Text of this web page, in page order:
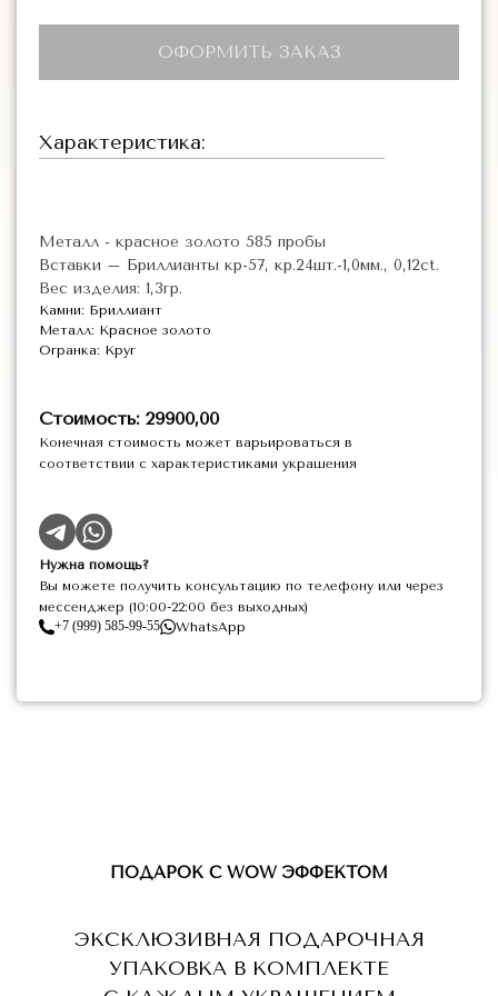
ОФОРМИТЬ ЗАКАЗ
Характеристика:
Металл - красное золото 585 пробы
Вставки – Бриллианты кр-57, кр.24шт.-1,0мм., 0,12ct.
Вес изделия: 1,3гр.
Камни: Бриллиант
Металл: Красное золото
Огранка: Круг
Стоимость: 29900,00
Конечная стоимость может варьироваться в
соответствии с характеристиками украшения
Нужна помощь?
Вы можете получить консультацию по телефону или через
мессенджер (10:00-22:00 без выходных)
+7 (999) 585-99-55
WhatsApp
ЭКСКЛЮЗИВНАЯ ПОДАРОЧНАЯ
УПАКОВКА В КОМПЛЕКТЕ
ПОДАРОК С WOW ЭФФЕКТОМ